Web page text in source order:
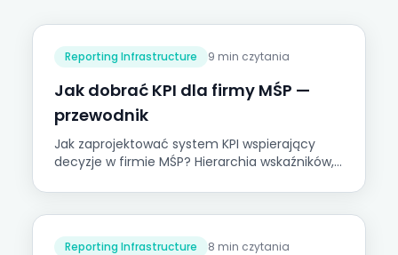
Reporting Infrastructure 9 min czytania
Jak dobrać KPI dla firmy MŚP —
przewodnik
Jak zaprojektować system KPI wspierający
decyzje w firmie MŚP? Hierarchia wskaźników,
i praktyczne przykłady.
Reporting Infrastructure 8 min czytania